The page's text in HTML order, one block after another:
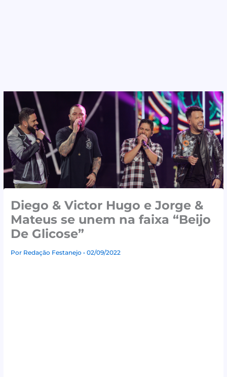
Diego & Victor Hugo e Jorge &
Mateus se unem na faixa “Beijo
De Glicose”
Por Redação Festanejo• 02/09/2022